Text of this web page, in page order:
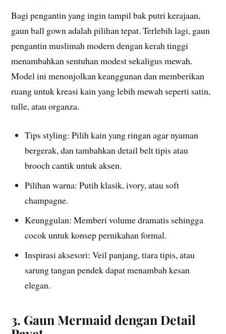
Bagi pengantin yang ingin tampil bak putri kerajaan,
gaun ball gown adalah pilihan tepat. Terlebih lagi, gaun
pengantin muslimah modern dengan kerah tinggi
menambahkan sentuhan modest sekaligus mewah.
Model ini menonjolkan keanggunan dan memberikan
ruang untuk kreasi kain yang lebih mewah seperti satin,
tulle, atau organza.
Tips styling: Pilih kain yang ringan agar nyaman
bergerak, dan tambahkan detail belt tipis atau
brooch cantik untuk aksen.
Pilihan warna: Putih klasik, ivory, atau soft
champagne.
Keunggulan: Memberi volume dramatis sehingga
cocok untuk konsep pernikahan formal.
Inspirasi aksesori: Veil panjang, tiara tipis, atau
sarung tangan pendek dapat menambah kesan
elegan.
3. Gaun Mermaid dengan Detail